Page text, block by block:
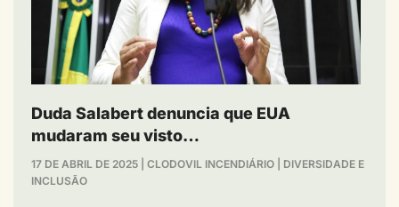
Duda Salabert denuncia que EUA
mudaram seu visto…
17 DE ABRIL DE 2025 CLODOVIL INCENDIÁRIO
DIVERSIDADE E
INCLUSÃO